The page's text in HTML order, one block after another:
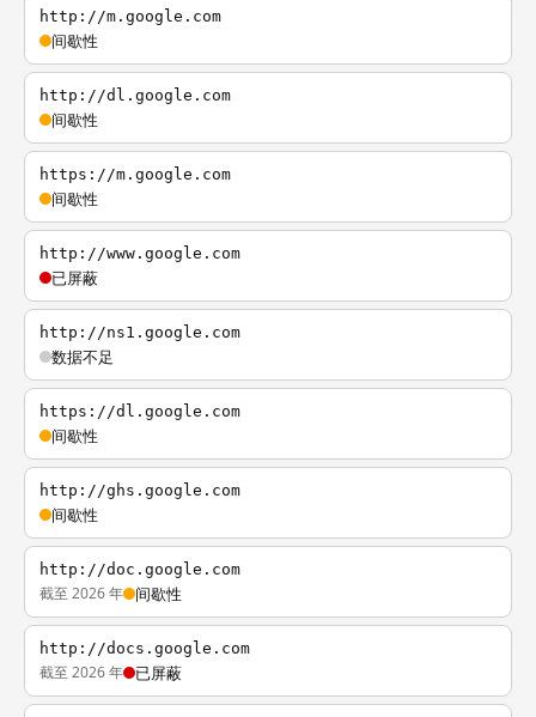
http://m.google.com
间歇性
http://dl.google.com
间歇性
https://m.google.com
间歇性
http://www.google.com
已屏蔽
http://ns1.google.com
数据不足
https://dl.google.com
间歇性
http://ghs.google.com
间歇性
http://doc.google.com
截至 2026 年 间歇性
http://docs.google.com
截至 2026 年 已屏蔽